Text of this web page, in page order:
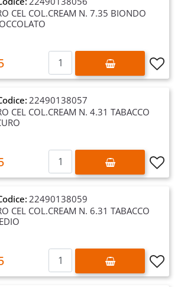
CEL COL.CREAM N. 7.35 BIONDO
Quantità
22490138057
CEL COL.CREAM N. 4.31 TABACCO
Quantità
22490138059
CEL COL.CREAM N. 6.31 TABACCO
Quantità